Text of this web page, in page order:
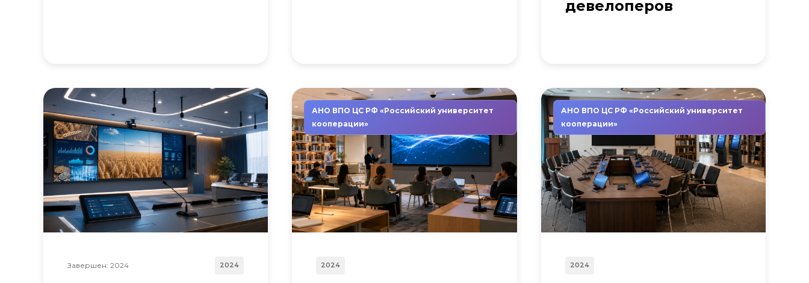
девелоперов
Завершен: 2024 2024
АНО ВПО ЦС РФ «Российский университет
кооперации»
2024
АНО ВПО ЦС РФ «Российский университет
кооперации»
2024